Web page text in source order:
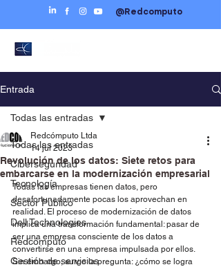
@Redcomputo
Entrada
Todas las entradas
Ciberseguridad
Tecnología
Sector Público
Dell Technologies
Redcómputo
Gestión de servicios
Todas las entradas
Revolución de los datos: Siete retos para
embarcarse en la modernización empresarial
Redcómputo Ltda
14 jul 2023
Todas las empresas tienen datos, pero
desafortunadamente pocas los aprovechan en
realidad. El proceso de modernización de datos
implica una transformación fundamental: pasar de
ser una empresa consciente de los datos a
convertirse en una empresa impulsada por ellos.
Sin embargo, surge la pregunta: ¿cómo se logra